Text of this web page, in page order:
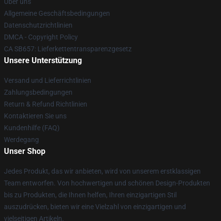
Allgemeine Geschäftsbedingungen
Datenschutzrichtlinien
DMCA - Copyright Policy
CA SB657: Lieferkettentransparenzgesetz
Unsere Unterstützung
Versand und Lieferrichtlinien
Zahlungsbedingungen
Return & Refund Richtlinien
Kontaktieren Sie uns
Kundenhilfe (FAQ)
Werdegang
Unser Shop
Jedes Produkt, das wir anbieten, wird von unserem erstklassigen
Team entworfen. Von hochwertigen und schönen Design-Produkten
bis zu Produkten, die Ihnen helfen, Ihren einzigartigen Stil
auszudrücken, bieten wir eine Vielzahl von einzigartigen und
vielseitigen Artikeln.